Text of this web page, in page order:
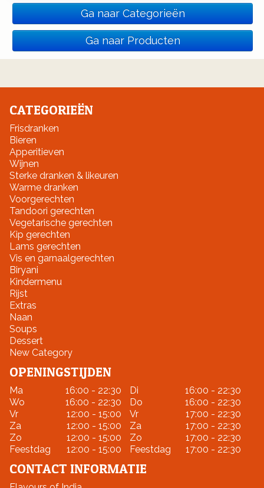
Ga naar Categorieën
Ga naar Producten
CATEGORIEËN
Frisdranken
Bieren
Apperitieven
Wijnen
Sterke dranken & likeuren
Warme dranken
Voorgerechten
Tandoori gerechten
Vegetarische gerechten
Kip gerechten
Lams gerechten
Vis en garnaalgerechten
Biryani
Kindermenu
Rijst
Extras
Naan
Soups
Dessert
New Category
OPENINGSTIJDEN
Ma 16:00 - 22:30 Di
16:00 - 22:30
Wo
16:00 - 22:30 Do
16:00 - 22:30
Vr
12:00 - 15:00 Vr
17:00 - 22:30
Za
12:00 - 15:00 Za
17:00 - 22:30
Zo
12:00 - 15:00 Zo
17:00 - 22:30
Feestdag
12:00 - 15:00 Feestdag 17:00 - 22:30
CONTACT INFORMATIE